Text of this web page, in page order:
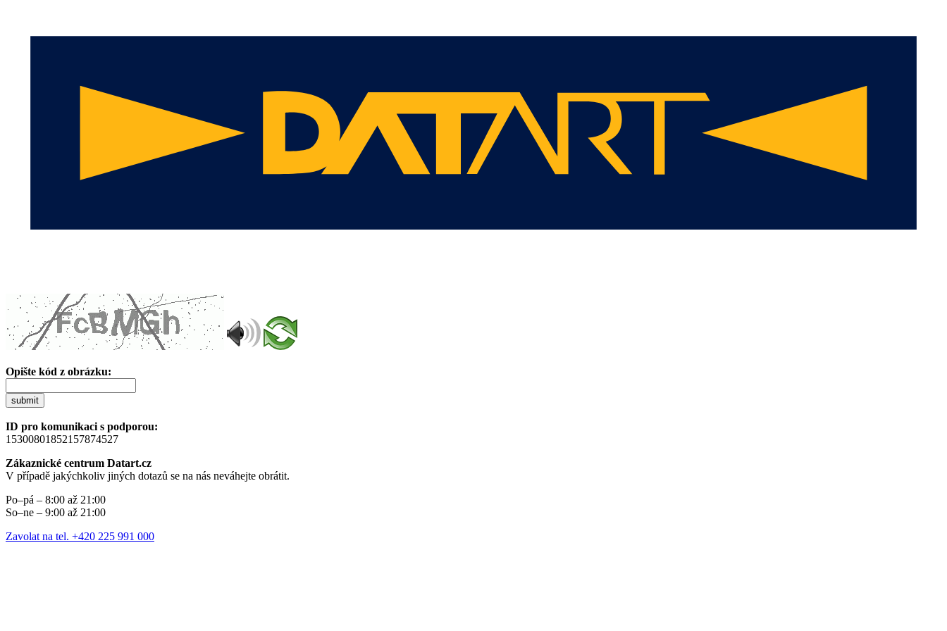
Opište kód z obrázku:
submit
ID pro komunikaci s podporou:
15300801852157874527
Zákaznické centrum Datart.cz
V případě jakýchkoliv jiných dotazů se na nás neváhejte obrátit.
Po–pá – 8:00 až 21:00
So–ne – 9:00 až 21:00
Zavolat na tel. +420 225 991 000